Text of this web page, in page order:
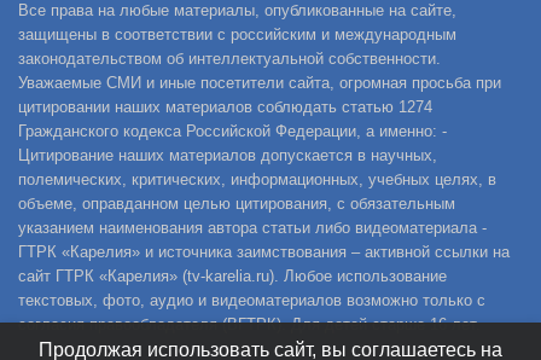
Все права на любые материалы, опубликованные на сайте,
защищены в соответствии с российским и международным
законодательством об интеллектуальной собственности.
Уважаемые СМИ и иные посетители сайта, огромная просьба при
цитировании наших материалов соблюдать статью 1274
Гражданского кодекса Российской Федерации, а именно: -
Цитирование наших материалов допускается в научных,
полемических, критических, информационных, учебных целях, в
объеме, оправданном целью цитирования, с обязательным
указанием наименования автора статьи либо видеоматериала -
ГТРК «Карелия» и источника заимствования – активной ссылки на
сайт ГТРК «Карелия» (tv-karelia.ru). Любое использование
текстовых, фото, аудио и видеоматериалов возможно только с
согласия правообладателя (ВГТРК). Для детей старше 16 лет.
Продолжая использовать сайт, вы соглашаетесь на